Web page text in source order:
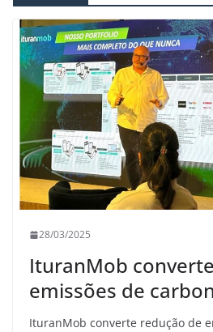
28/03/2025
IturanMob
emissões de
IturanMob converte redução de